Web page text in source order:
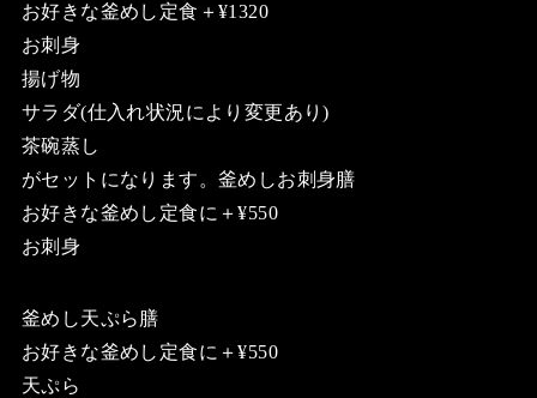
お好きな釜めし定食＋¥1320
お刺身
揚げ物
サラダ(仕入れ状況により変更あり)
茶碗蒸し
がセットになります。釜めしお刺身膳
お好きな釜めし定食に＋¥550
お刺身
釜めし天ぷら膳
お好きな釜めし定食に＋¥550
天ぷら